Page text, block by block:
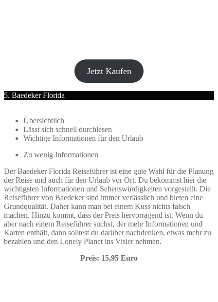
Jetzt Kaufen
5. Baedeker Florida
Übersichtlich
Lässt sich schnell durchlesen
Wichtige Informationen für den Urlaub
Zu wenig Informationen
Der Baedeker Florida Reiseführer ist eine gute Wahl für die Planung
der Reise und auch für den Urlaub vor Ort. Du bekommst hier die
wichtigsten Informationen und Sehenswürdigkeiten vorgestellt. Die
Reiseführer von Baedeker sind immer verlässlich und bieten eine
Grundqualität. Daher kann man bei einem Kuss nichts falsch
machen. Hinzu kommt, dass der Preis hervorragend ist. Wenn du
aber nach einem Reiseführer suchst, der mehr Informationen und
Karten enthält, dann solltest du darüber nachdenken, etwas mehr zu
bezahlen und den Lonely Planet ins Visier nehmen.
Preis: 15,95 Euro